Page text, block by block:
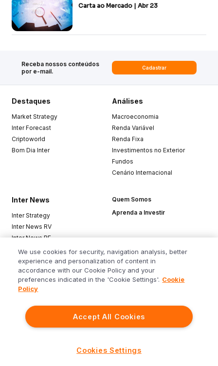
Carta ao Mercado | Abr 23
Receba nossos conteúdos
por e-mail.
Cadastrar
Siga o Inter
Destaques
Market Strategy
Inter Forecast
Criptoworld
Bom Dia Inter
Análises
Macroeconomia
Renda Variável
Renda Fixa
Investimentos no Exterior
Fundos
Cenário Internacional
Inter News
Inter Strategy
Inter News RV
Inter News RF
Top Funds
Quem Somos
Aprenda a Investir
Baixe o app
We use cookies for security, navigation analysis, better
experience and personalization of content in
accordance with our Cookie Policy and your
preferences indicated in the 'Cookie Settings'. Cookie
Policy
Accept All Cookies
Cookies Settings